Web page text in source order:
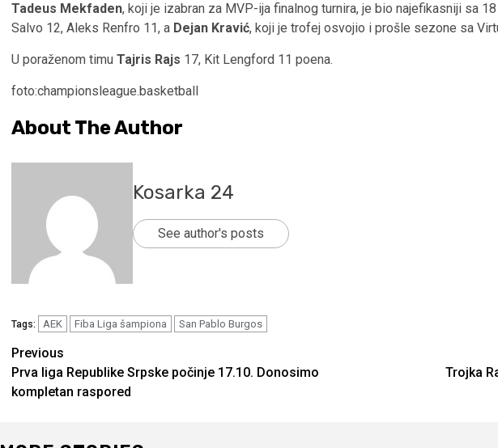
Tadeus Mekfaden, koji je izabran za MVP-ija finalnog turnira, je bio najefikasniji sa
Salvo 12, Aleks Renfro 11, a Dejan Kravić, koji je trofej osvojio i prošle sezone sa
U poraženom timu Tajris Rajs 17, Kit Lengford 11 poena.
foto:championsleague.basketball
About The Author
Kosarka 24
See author's posts
Tags: AEK Fiba Liga šampiona San Pablo Burgos
Continue
Reading
Previous
Prva liga Republike Srpske počinje 17.10. Donosimo
kompletan raspored
Trojka